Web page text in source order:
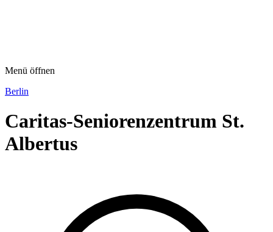
Menü öffnen
Berlin
Caritas-Seniorenzentrum St.
Albertus